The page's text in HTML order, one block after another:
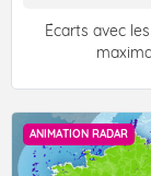
Écarts avec
ANIMATION RADAR